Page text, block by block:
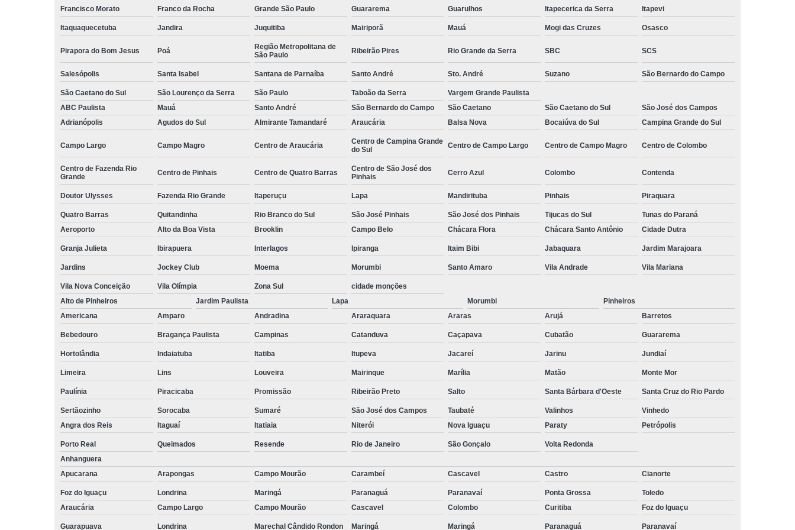
Serviços de
Serviços
terceirizados de
ajudante
Serviços
terceirizados de
conferente
Terceirização de
Terceirização de
descargas
Terceirização de
Terceirização de
empilhadeiras
Terceirização de
empilhadeiristas
Terceirização de
facilities
Terceirização de
limpezas
Terceirização de
movimentação
de cargas
Terceirização de
Terceirizações
de mão de obra
Empresa de Monitoramento e Segurança
Empresa de Monitoramento Residencial
Empresa de Segurança e Monitoramento
Empresa Especializada em Monitoramento
Empresa Monitoramento 24 Horas
Empresa de Jardinagem e Paisagismo
Empresa de Paisagismo
Empresa de Paisagismo e Jardinagem Predial
Empresa de Paisagismo Predial
Empresa de Paisagismo Terceirizado
Empresa Especializada em Paisagismo
Empresa Especializada em Paisagismo Predial
Empresa Jardinagem e Paisagismo
Empresa Paisagismo e Jardinagem
Empresa Terceirizada de Paisagismo
Empresa de Consultoria de Recrutamento e Seleção
Empresa de Recrutamento
Empresa de Recrutamento e Seleção de Pessoas
Empresa de Recrutamento e Seleção Mais Próximo de Mim
Empresa de Recrutamento e Seleção Perto de Mim
Empresa de Recrutamento e Seleção Próximo de Mim
Empresa de Seleção e Recrutamento
Empresa Especialista em Recrutamento e Seleção
Empresa Especializada em Recrutamento e Seleção
Empresa de Terceirização de Limpeza
Empresa de Terceirização de Mão de Obra
Empresa de Terceirização de Portaria
Francisco Morato Franco da Rocha Grande São Paulo Guararema Guarulhos Itapecerica da Serra Itapevi
Itaquaquecetuba Jandira Juquitiba Mairiporã Mauá Mogi das Cruzes Osasco
Pirapora do Bom Jesus Poá
Região Metropolitana de
São Paulo
Ribeirão Pires Rio Grande da Serra SBC SCS
Salesópolis Santa Isabel Santana de Parnaíba Santo André Sto. André Suzano São Bernardo do Campo
São Caetano do Sul São Lourenço da Serra São Paulo Taboão da Serra
Vargem Grande Paulista
ABC Paulista
Mauá Santo André São Bernardo do Campo São Caetano São Caetano do Sul
São José dos Campos
Adrianópolis
Agudos do Sul Almirante Tamandaré Araucária Balsa Nova Bocaiúva do Sul Campina Grande do Sul
Campo Largo Campo Magro Centro de Araucária
Centro de Campina Grande
do Sul
Centro de Campo Largo Centro de Campo Magro Centro de Colombo
Centro de Fazenda Rio
Grande
Centro de Pinhais Centro de Quatro Barras
Centro de São José dos
Pinhais
Cerro Azul Colombo Contenda
Doutor Ulysses Fazenda Rio Grande Itaperuçu Lapa Mandirituba Pinhais Piraquara
Quatro Barras Quitandinha Rio Branco do Sul São José Pinhais São José dos Pinhais Tijucas do Sul
Tunas do Paraná
Aeroporto
Alto da Boa Vista Brooklin Campo Belo Chácara Flora Chácara Santo Antônio Cidade Dutra
Granja Julieta Ibirapuera Interlagos Ipiranga Itaim Bibi Jabaquara Jardim Marajoara
Jardins Jockey Club Moema Morumbi Santo Amaro Vila Andrade Vila Mariana
Vila Nova Conceição Vila Olímpia Zona Sul
cidade monções
Alto de Pinheiros
Jardim Paulista Lapa Morumbi
Pinheiros
Americana
Amparo Andradina Araraquara Araras Arujá Barretos
Bebedouro Bragança Paulista Campinas Catanduva Caçapava Cubatão Guararema
Hortolândia Indaiatuba Itatiba Itupeva Jacareí Jarinu Jundiaí
Limeira Lins Louveira Mairinque Marília Matão Monte Mor
Paulínia Piracicaba Promissão Ribeirão Preto Salto Santa Bárbara d'Oeste Santa Cruz do Rio Pardo
Sertãozinho Sorocaba Sumaré São José dos Campos Taubaté Valinhos
Vinhedo
Angra dos Reis
Itaguaí Itatiaia Niterói Nova Iguaçu Paraty Petrópolis
Porto Real Queimados Resende Rio de Janeiro São Gonçalo
Volta Redonda
Anhanguera
Apucarana
Arapongas Campo Mourão Carambeí Cascavel Castro Cianorte
Foz do Iguaçu Londrina Maringá Paranaguá Paranavaí Ponta Grossa
Toledo
Araucária
Campo Largo Campo Mourão Cascavel Colombo Curitiba Foz do Iguaçu
Guarapuava Londrina Marechal Cândido Rondon Maringá Maringá Paranaguá Paranavaí